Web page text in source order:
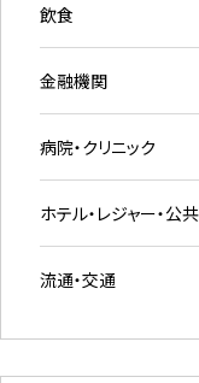
飲食
金融機関
病院・クリニック
ホテル・レジャー・公
流通・交通